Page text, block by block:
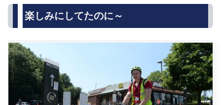
楽しみにしてたのに～